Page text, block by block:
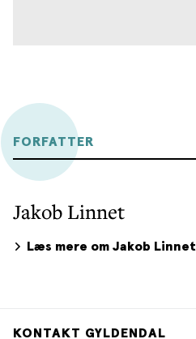
FORFATTER
Jakob Linnet
Læs mere om Jakob Linnet
KONTAKT GYLDENDAL